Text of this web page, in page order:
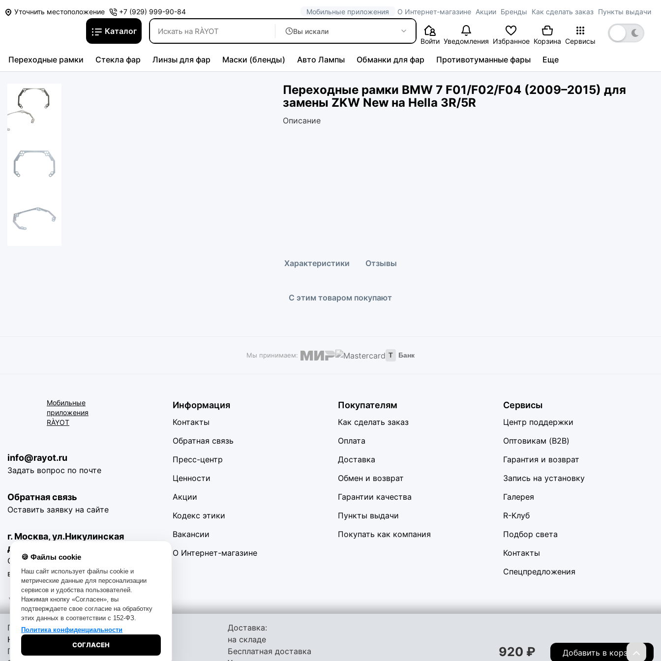
Уточнить местоположение +7 (929) 999-90-84 Мобильные приложения О Интернет-магазине Акции Бренды Как сделать заказ Пункты выдачи
Каталог
Вы искали
Войти Уведомления Избранное Корзина Сервисы
Переходные рамки Стекла фар Линзы для фар Маски (бленды) Авто Лампы Обманки для фар Противотуманные фары Еще
Переходные рамки BMW 7 F01/F02/F04 (2009–2015) для
замены ZKW New на Hella 3R/5R
Описание
Характеристики Отзывы
С этим товаром покупают
Помощь при покупке:
Начать чат
Позвоните
Доставка:
на складе
Бесплатная доставка
920 ₽ Добавить в корзину
Мы принимаем: Т Банк
Мобильные
приложения
RÀYOT
info@rayot.ru
Задать вопрос по почте
Обратная связь
Оставить заявку на сайте
г. Москва, ул.Никулинская
д11 корп.4
С 10:00 до 19:00 Без
выходных
Информация
Контакты
Обратная связь
Пресс-центр
Ценности
Акции
Кодекс этики
Вакансии
О Интернет-магазине
Покупателям
Как сделать заказ
Оплата
Доставка
Обмен и возврат
Гарантии качества
Пункты выдачи
Покупать как компания
Сервисы
Центр поддержки
Оптовикам (B2B)
Гарантия и возврат
Запись на установку
Галерея
R-Клуб
Подбор света
Контакты
Спецпредложения
© 2016-2025. «RAYOT», официальный сайт. Сайт rayot.ru использует куки-файлы и другие технологии, чтобы помочь вам в навигации, а также предоставить лучший пользовательский опыт,
анализировать использование наших продуктов и услуг, повысить качество рекламных и маркетинговых активностей. Если Вы не хотите, чтобы Ваши пользовательские данные
обрабатывались, пожалуйста, ограничьте их использование в своём браузере.Пользовательское соглашение Договор оферта Правила продаж Обмен иПерейти
🍪 Файлы cookie
Наш сайт использует файлы cookie и
метрические данные для персонализации
сервисов и удобства пользователей.
Нажимая кнопку «Согласен», вы
подтверждаете свое согласие на обработку
этих данных в соответствии с 152-ФЗ.
Политика конфиденциальности
СОГЛАСЕН